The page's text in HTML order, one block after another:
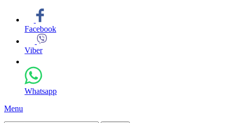
Facebook
Viber
Whatsapp
Menu